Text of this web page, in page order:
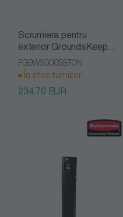
Scrumiera pentru
exterior GroundsKeeper,
bej, Rubbermaid
FG9W3000SSTON
În stoc furnizor
234.70 EUR